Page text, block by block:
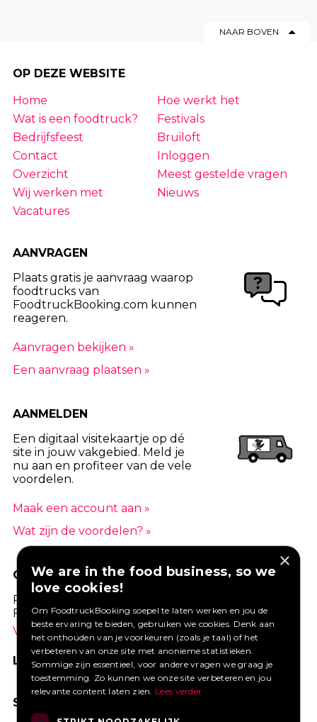
NAAR BOVEN
OP DEZE WEBSITE
Home
Hoe werkt het
Wat is een foodtruck?
Festivals
Bedrijfsfeest
Bruiloft
Contact
Inloggen
Overzicht
Meest gestelde vragen
Wij werken met
Nieuws
Vacatures
AANVRAGEN
Plaats gratis je aanvraag waarop
foodtrucks van
FoodtruckBooking.com kunnen
reageren.
Aanvragen bekijken »
Een aanvraag plaatsen »
AANMELDEN
Een digitaal visitekaartje op dé
site in jouw vakgebied. Meld je
nu aan en profiteer van de vele
voordelen.
Maak een account aan »
Wat zijn de voordelen? »
GOED VERZEKERD ONDERNEMEN?
Profiteer van een aantrekkelijke premie via
Foodtruckbooking.
Vraag een offerte aan.
LIKE ONS OP FACEBOOK
SOCIAL MEDIA
×
We are in the food business, so we
love cookies!
Om FoodtruckBooking soepel te laten werken en jou de
beste ervaring te bieden, gebruiken we cookies. Denk aan
het onthouden van je voorkeuren (zoals je taal) of het
verbeteren van onze site met anonieme statistieken.
Sommige zijn essentieel, voor andere vragen we graag je
toestemming. Zo kunnen we onze site verbeteren en jou
relevante content laten zien. Lees verder